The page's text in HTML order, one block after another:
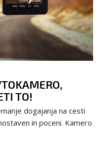
TO!
dogajanja na cesti
in poceni. Kamero